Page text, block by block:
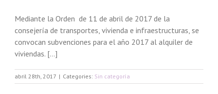
Mediante la Orden de 11 de abril de 2017 de la
consejería de transportes, vivienda e infraestructuras, se
convocan subvenciones para el año 2017 al alquiler de
viviendas. […]
abril 28th, 2017 | Categories: Sin categoría